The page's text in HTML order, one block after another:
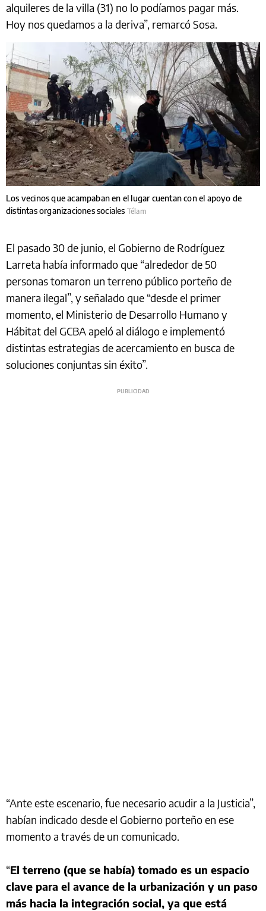
alquileres de la villa (31) no lo podíamos pagar más.
Hoy nos quedamos a la deriva”, remarcó Sosa.
Los vecinos que acampaban en el lugar cuentan con el apoyo de
distintas organizaciones sociales Télam
El pasado 30 de junio, el Gobierno de Rodríguez
Larreta había informado que “alrededor de 50
personas tomaron un terreno público porteño de
manera ilegal”, y señalado que “desde el primer
momento, el Ministerio de Desarrollo Humano y
Hábitat del GCBA apeló al diálogo e implementó
distintas estrategias de acercamiento en busca de
soluciones conjuntas sin éxito”.
“Ante este escenario, fue necesario acudir a la Justicia”,
habían indicado desde el Gobierno porteño en ese
momento a través de un comunicado.
“El terreno (que se había) tomado es un espacio
clave para el avance de la urbanización y un paso
más hacia la integración social, ya que está